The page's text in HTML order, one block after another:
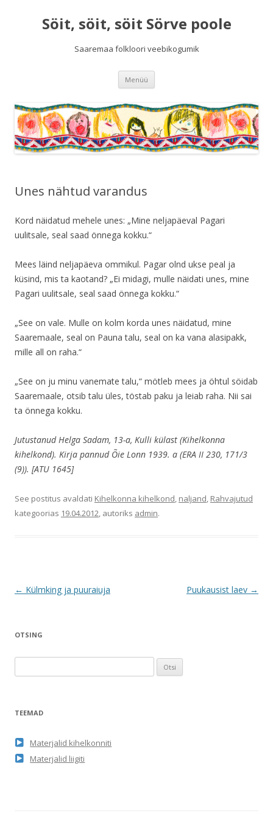
Söit, söit, söit Sörve poole
Saaremaa folkloori veebikogumik
Menüü
Unes nähtud varandus
Kord näidatud mehele unes: „Mine neljapäeval Pagari
uulitsale, seal saad önnega kokku.“
Mees läind neljapäeva ommikul. Pagar olnd ukse peal ja
küsind, mis ta kaotand? „Ei midagi, mulle näidati unes, mine
Pagari uulitsale, seal saad önnega kokku.“
„See on vale. Mulle on kolm korda unes näidatud, mine
Saaremaale, seal on Pauna talu, seal on ka vana alasipakk,
mille all on raha.“
„See on ju minu vanemate talu,“ mötleb mees ja öhtul söidab
Saaremaale, otsib talu üles, töstab paku ja leiab raha. Nii sai
ta önnega kokku.
Jutustanud Helga Sadam, 13-a, Kulli külast (Kihelkonna
kihelkond). Kirja pannud Õie Lonn 1939. a (ERA II 230, 171/3
(9)). [ATU 1645]
See postitus avaldati Kihelkonna kihelkond, naljand, Rahvajutud
kategoorias 19.04.2012, autoriks admin.
Postituste
← Külmking ja puuraiuja Puukausist laev →
OTSING
t
iTEEMAD
Materjalid kihelkonniti
Materjalid liigiti